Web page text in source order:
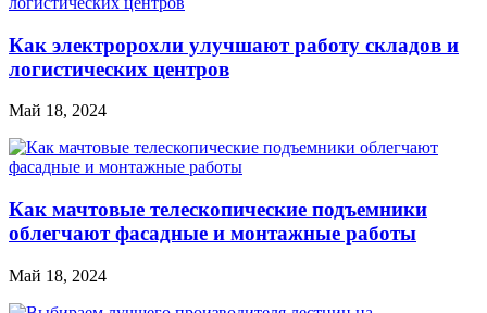
Как электророхли улучшают работу складов и
логистических центров
Май 18, 2024
Как мачтовые телескопические подъемники
облегчают фасадные и монтажные работы
Май 18, 2024